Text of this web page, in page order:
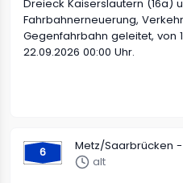
Dreieck Kaiserslautern (16a)
Fahrbahnerneuerung,
Gegenfahrbahn geleitet, von
22.09.2026 00:00 Uhr.
6
Metz/Saarbrücken
alt